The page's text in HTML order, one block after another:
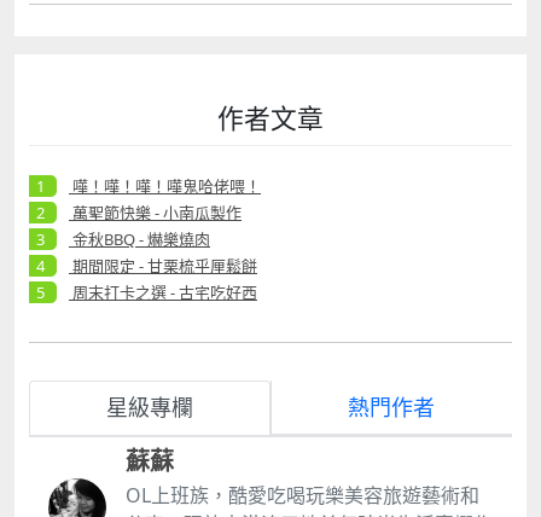
作者文章
嘩！嘩！嘩！嘩鬼哈佬喂！
萬聖節快樂 - 小南瓜製作
金秋BBQ - 爀樂燒肉
期間限定 - 甘栗梳乎厘鬆餅
周末打卡之選 - 古宅吃好西
星級專欄 熱門作者
蘇蘇
OL上班族，酷愛吃喝玩樂美容旅遊藝術和